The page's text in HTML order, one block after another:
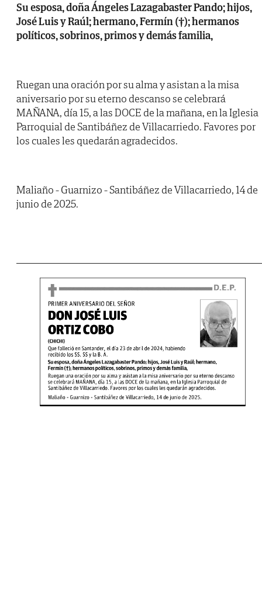
Su esposa, doña Ángeles Lazagabaster Pando; hijos,
José Luis y Raúl; hermano, Fermín (†); hermanos
políticos, sobrinos, primos y demás familia,
Ruegan una oración por su alma y asistan a la misa
aniversario por su eterno descanso se celebrará
MAÑANA, día 15, a las DOCE de la mañana, en la Iglesia
Parroquial de Santibáñez de Villacarriedo. Favores por
los cuales les quedarán agradecidos.
Maliaño - Guarnizo - Santibáñez de Villacarriedo, 14 de
junio de 2025.